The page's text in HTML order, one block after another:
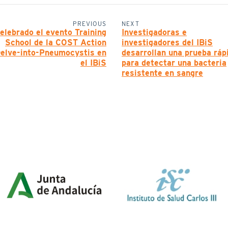
PREVIOUS
el evento Training
School de la COST Action
into-Pneumocystis en
el IBiS
NEXT
Investigadoras e
investigadores del IBiS
desarrollan una prueba
para detectar una bacteria
resistente en sangre